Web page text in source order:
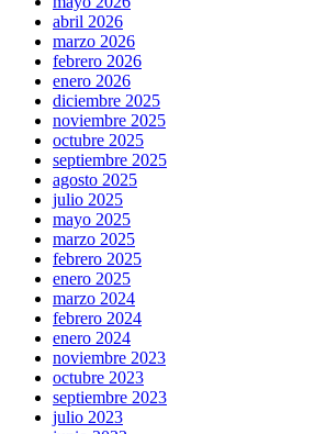
abril 2026
marzo 2026
febrero 2026
enero 2026
diciembre 2025
noviembre 2025
octubre 2025
septiembre 2025
agosto 2025
julio 2025
mayo 2025
marzo 2025
febrero 2025
enero 2025
marzo 2024
febrero 2024
enero 2024
noviembre 2023
octubre 2023
septiembre 2023
julio 2023